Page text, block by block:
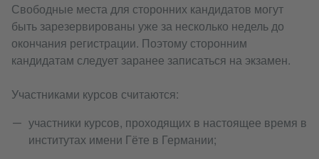
Свободные места для сторонних кандидатов могут
быть зарезервированы уже за несколько недель до
окончания регистрации. Поэтому сторонним
кандидатам следует заранее записаться на экзамен.
Участниками курсов считаются:
участники курсов, проходящих в настоящее время в
институтах имени Гёте в Германии;